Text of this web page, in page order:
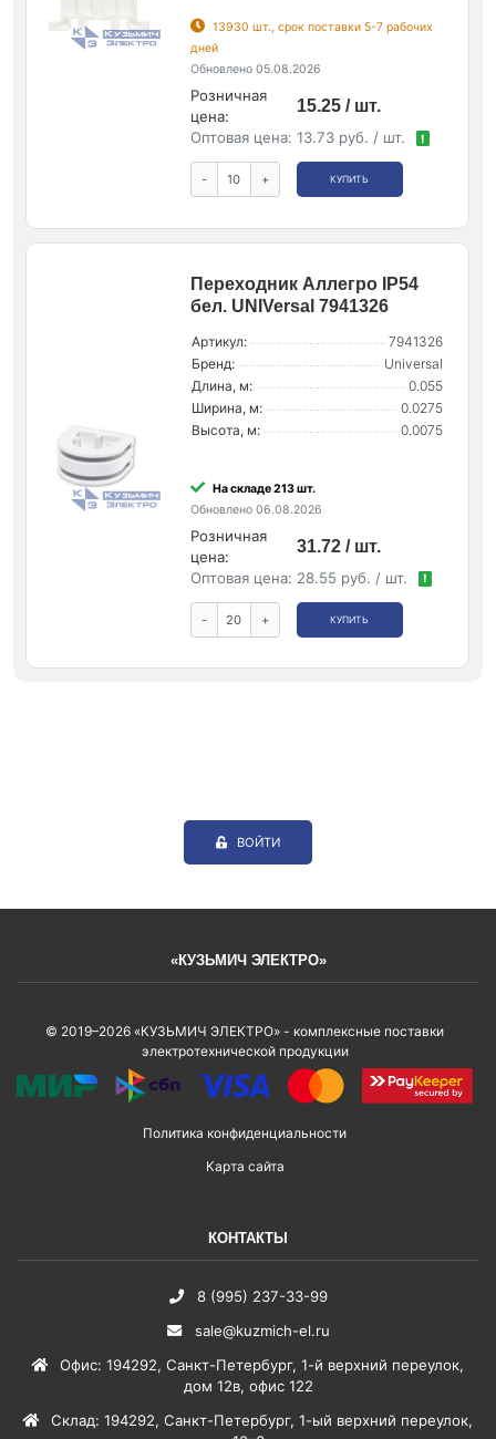
13930 шт., срок поставки 5-7 рабочих
дней
Обновлено 05.08.2026
Розничная
цена:
15.25 / шт.
Оптовая цена: 13.73 руб. / шт. !
- + КУПИТЬ
Переходник Аллегро IP54
бел. UNIVersal 7941326
Артикул:
7941326
Бренд:
Universal
Длина, м:
0.055
Ширина, м:
0.0275
Высота, м:
0.0075
На складе 213 шт.
Обновлено 06.08.2026
Розничная
цена:
31.72 / шт.
Оптовая цена: 28.55 руб. / шт. !
- + КУПИТЬ
ВОЙТИ
«КУЗЬМИЧ ЭЛЕКТРО»
© 2019–2026 «КУЗЬМИЧ ЭЛЕКТРО» - комплексные поставки
электротехнической продукции
Политика конфиденциальности
Карта сайта
КОНТАКТЫ
8 (995) 237-33-99
sale@kuzmich-el.ru
Офис: 194292, Санкт-Петербург, 1-й верхний переулок,
дом 12в, офис 122
Склад: 194292, Санкт-Петербург, 1-ый верхний переулок,